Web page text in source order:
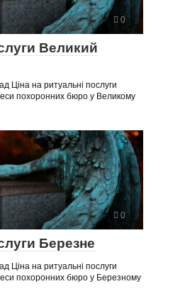
0
Великий
Ціна на ритуальні послуги
похоронних бюро у Великому
0
Березне
Ціна на ритуальні послуги
похоронних бюро у Березному